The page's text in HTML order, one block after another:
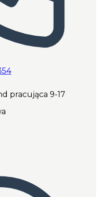
pracująca 9-17